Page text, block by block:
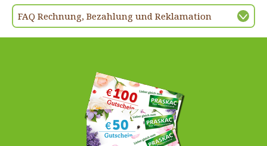
FAQ Rechnung, Bezahlung und Reklamation